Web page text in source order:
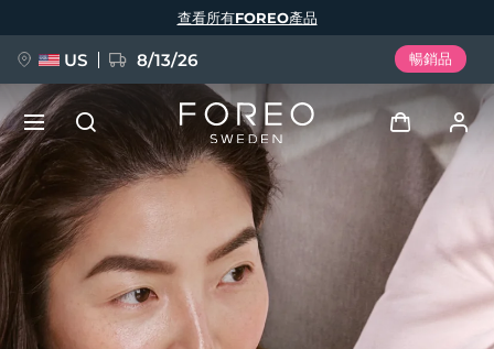
查看所有FOREO產品
US 8/13/26 暢銷品
登入
用戶信息
我的設備
新品
FAQ™ Pure Beauty-Tech Elixir
BREAKING NEWS
語言
English Deutsch
Español
Français
Italiano
Português